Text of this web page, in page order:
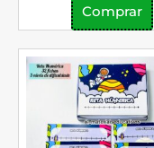
Comprar